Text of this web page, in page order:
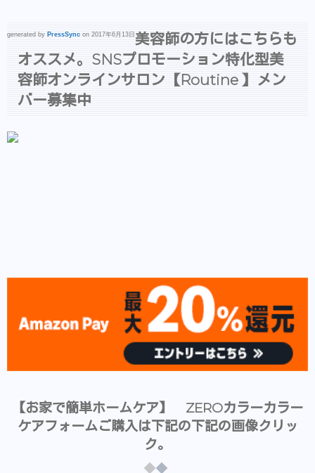
generated by PressSync on 2017年6月13日 美容師の方にはこちらも
オススメ。SNSプロモーション特化型美
容師オンラインサロン【Routine 】メン
バー募集中
【お家で簡単ホームケア】 ZEROカラーカラー
ケアフォームご購入は下記の下記の画像クリッ
ク。